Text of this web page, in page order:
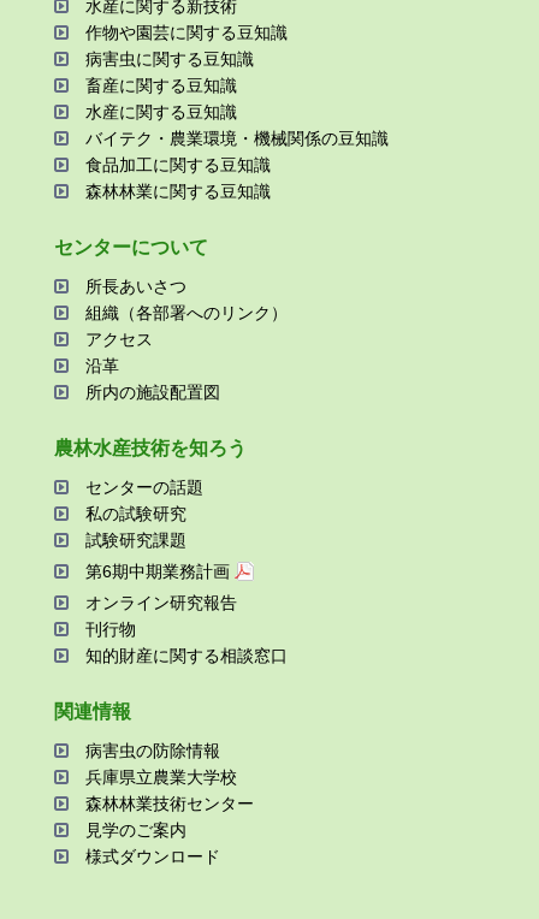
⽔産に関する新技術
作物や園芸に関する⾖知識
病害⾍に関する⾖知識
畜産に関する⾖知識
⽔産に関する⾖知識
バイテク・農業環境・機械関係の⾖知識
⾷品加⼯に関する⾖知識
森林林業に関する⾖知識
センターについて
所⻑あいさつ
組織（各部署へのリンク）
アクセス
沿⾰
所内の施設配置図
農林⽔産技術を知ろう
センターの話題
私の試験研究
試験研究課題
第6期中期業務計画
オンライン研究報告
刊⾏物
知的財産に関する相談窓⼝
関連情報
病害⾍の防除情報
兵庫県⽴農業⼤学校
森林林業技術センター
⾒学のご案内
様式ダウンロード